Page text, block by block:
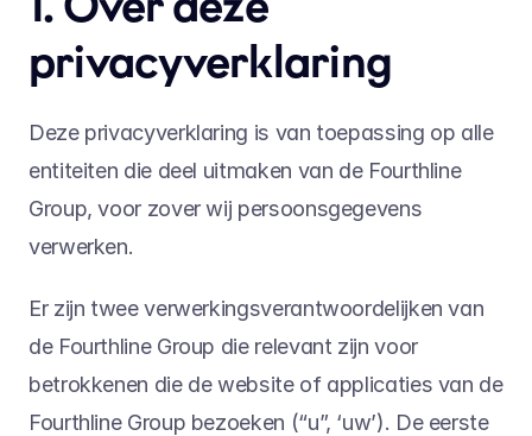
privacyverklaring
Deze privacyverklaring is van toepassing op alle
entiteiten die deel uitmaken van de Fourthline
Group, voor zover wij persoonsgegevens
verwerken.
Er zijn twee verwerkingsverantwoordelijken van
de Fourthline Group die relevant zijn voor
betrokkenen die de website of applicaties van de
Fourthline Group bezoeken (“u”, ‘uw’). De eerste